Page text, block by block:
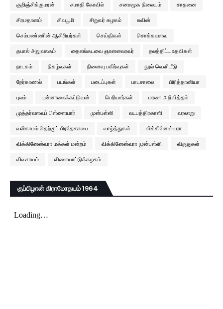
குறிஞ்சிக்குமரன்
சமாதி கோவில் சனசமூக நிலையம்
சாதனை
சிரமதானம்
சிவபூமி சிறுவர் கழகம்
சுவிஸ்
செம்மண்ணின் ஆசிரியர்கள்
செய்திகள்
சொக்கவளவு
தபால் அலுவலகம்
தைலங்கடவை ஞானவைரவர்
நலத்திட்ட உதவிகள்
நாடகம்
நிகழ்வுகள் நினைவு பகிர்வுகள்
நூல் வெளியீடு
நேர்காணல்
படங்கள் படைப்புகள் பாடசாலை
பிரித்தானியா
புலம்
புன்னாலைக்கட்டுவன் பெரியார்கள்
மரண அறிவித்தல்
முத்தர்வளவுப் பிள்ளையார்
முன்பள்ளி வடபத்திரகாளி
வரலாறு
வலிகாமம் தெற்குப் பிரதேசசபை
வாழ்த்துகள்
விக்கினேஸ்வரா
விக்கினேஸ்வரா மக்கள் மன்றம்
விக்கினேஸ்வரா முன்பள்ளி
விருதுகள்
விவசாயம்
விளையாட்டுக்கழகம்
குப்பிழான் கிராமோதயம் 1964